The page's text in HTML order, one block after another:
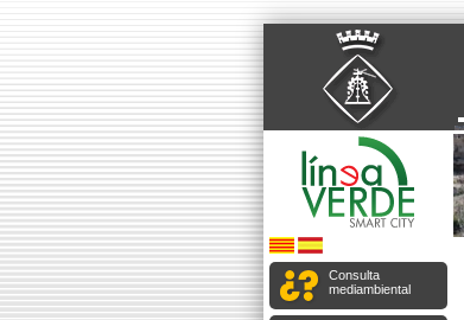
Consulta
mediambiental